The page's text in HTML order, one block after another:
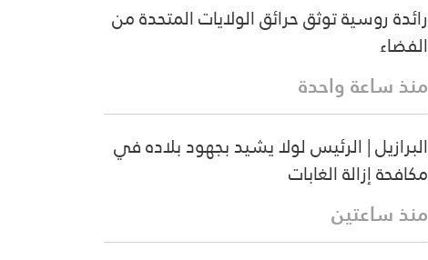
رائدة روسية توثق حرائق الولايات المتحدة من
الفضاء
منذ ساعة واحدة
البرازيل | الرئيس لولا يشيد بجهود بلاده في
مكافحة إزالة الغابات
منذ ساعتين